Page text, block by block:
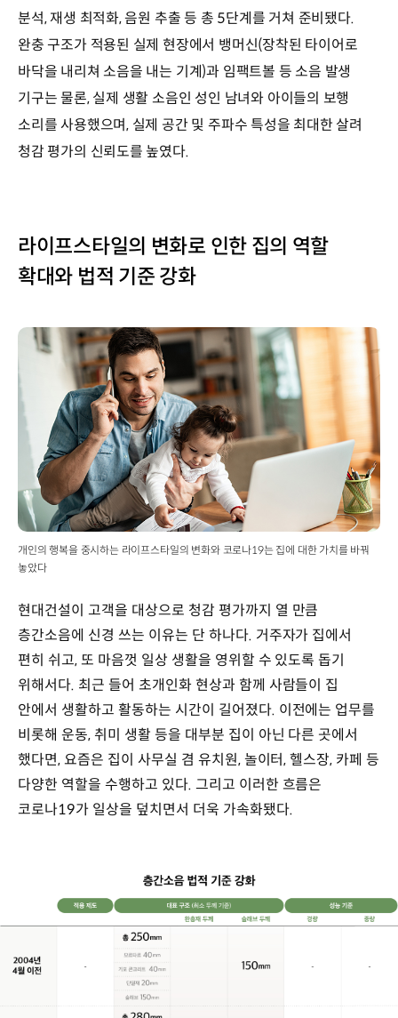
분석, 재생 최적화, 음원 추출 등 총 5단계를 거쳐 준비됐다.
완충 구조가 적용된 실제 현장에서 뱅머신(장착된 타이어로
바닥을 내리쳐 소음을 내는 기계)과 임팩트볼 등 소음 발생
기구는 물론, 실제 생활 소음인 성인 남녀와 아이들의 보행
소리를 사용했으며, 실제 공간 및 주파수 특성을 최대한 살려
청감 평가의 신뢰도를 높였다.
라이프스타일의 변화로 인한 집의 역할
확대와 법적 기준 강화
개인의 행복을 중시하는 라이프스타일의 변화와 코로나19는 집에 대한 가치를 바꿔
놓았다
현대건설이 고객을 대상으로 청감 평가까지 열 만큼
층간소음에 신경 쓰는 이유는 단 하나다. 거주자가 집에서
편히 쉬고, 또 마음껏 일상 생활을 영위할 수 있도록 돕기
위해서다. 최근 들어 초개인화 현상과 함께 사람들이 집
안에서 생활하고 활동하는 시간이 길어졌다. 이전에는 업무를
비롯해 운동, 취미 생활 등을 대부분 집이 아닌 다른 곳에서
했다면, 요즘은 집이 사무실 겸 유치원, 놀이터, 헬스장, 카페 등
다양한 역할을 수행하고 있다. 그리고 이러한 흐름은
코로나19가 일상을 덮치면서 더욱 가속화됐다.